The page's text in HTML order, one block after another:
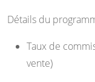
Détails du
Taux de
vente)